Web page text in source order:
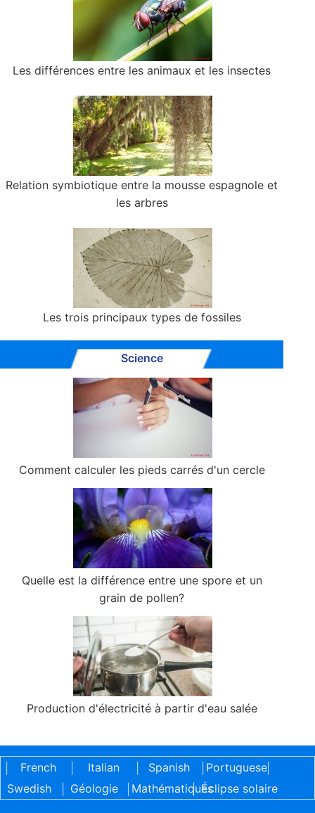
Les différences entre les animaux et les insectes
Relation symbiotique entre la mousse espagnole et
les arbres
Les trois principaux types de fossiles
Science
Comment calculer les pieds carrés d'un cercle
Quelle est la différence entre une spore et un
grain de pollen?
Production d'électricité à partir d'eau salée
French Italian Spanish Portuguese|
Swedish
Géologie Mathématiques
| Éclipse solaire